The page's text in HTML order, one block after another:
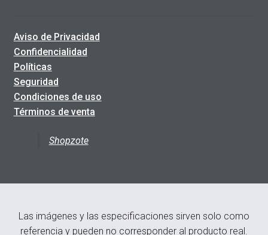
Aviso de Privacidad
Confidencialidad
Políticas
Seguridad
Condiciones de uso
Términos de venta
Shopzote
Las imágenes y las especificaciones sirven solo como
referencia y pueden no corresponder al producto real.